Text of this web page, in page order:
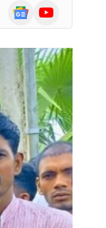
GoogleYouTube